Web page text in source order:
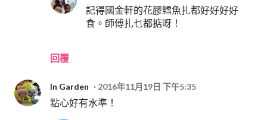
回覆
記得國金軒的花膠鱈魚扎都好好好好
食。師傅扎乜都掂呀！
In Garden 2016年11月19日 下午5:35
點心好有水準！